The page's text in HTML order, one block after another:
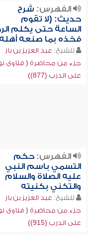
الفهرس: شرح
حديث: (لا تقوم
الساعة حتى يكلم
فخذه بما صنعه
للشيخ: عبد العزيز بن باز
جزء من محاضرة ( فتاوى
على الدرب (877))
الفهرس:حكم
التسمي باسم النبي
عليه الصلاة والسلام
والتكني بكنيته
للشيخ: عبد العزيز بن باز
جزء من محاضرة ( فتاوى
على الدرب (915))